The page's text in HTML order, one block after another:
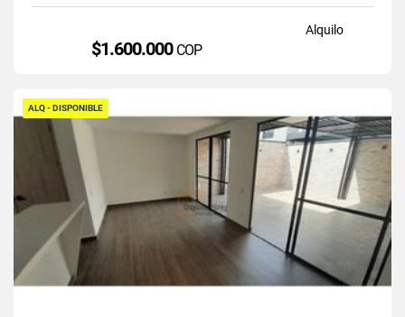
Alquilo
$1.600.000 COP
ALQ - DISPONIBLE